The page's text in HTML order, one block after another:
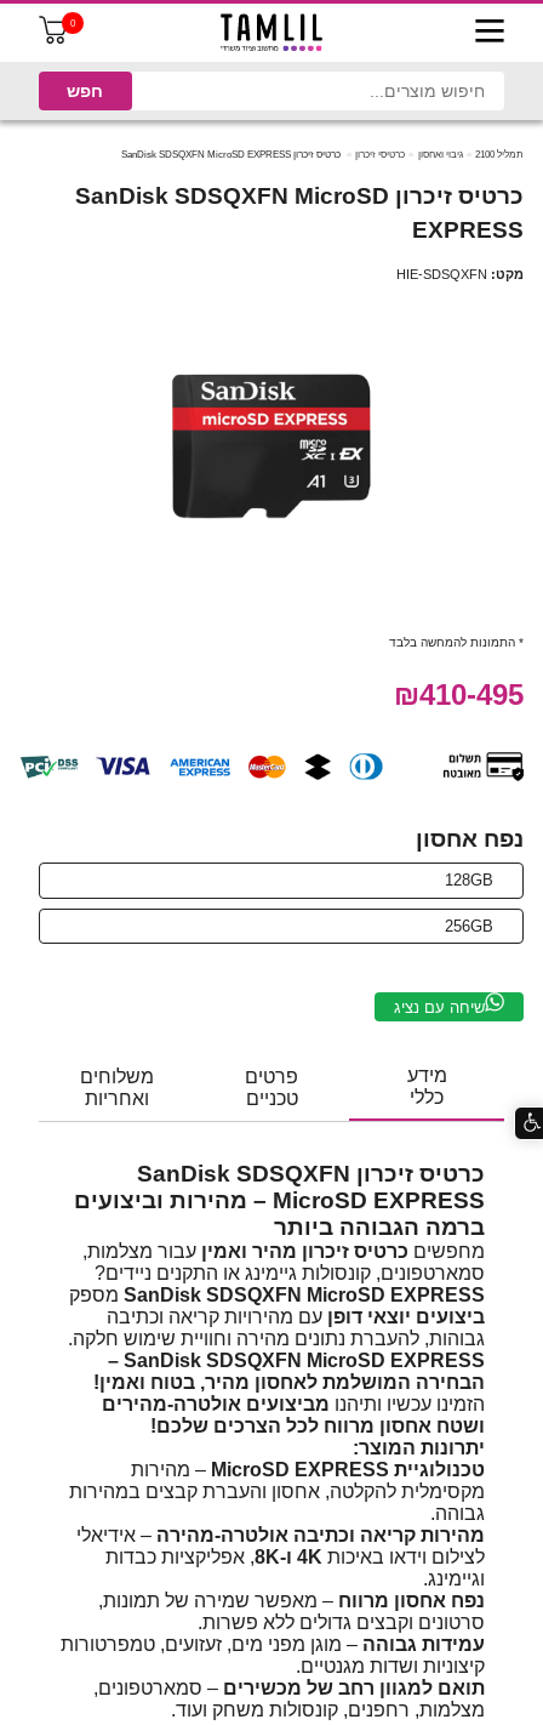
0
תמליל 2100 גיבוי ואחסון כרטיסי זיכרון כרטיס זיכרון SanDisk SDSQXFN MicroSD EXPRESS
כרטיס זיכרון SanDisk SDSQXFN MicroSD
EXPRESS
מקט: HIE-SDSQXFN
* התמונות להמחשה בלבד
₪410-495
נפח אחסון
128GB
256GB
שיחה עם נציג
מידע
כללי
פרטים
טכניים
משלוחים
ואחריות
כרטיס זיכרון SanDisk SDSQXFN
MicroSD EXPRESS – מהירות וביצועים
ברמה הגבוהה ביותר
מחפשים כרטיס זיכרון מהיר ואמין עבור מצלמות,
סמארטפונים, קונסולות גיימינג או התקנים ניידים?
SanDisk SDSQXFN MicroSD EXPRESS מספק
ביצועים יוצאי דופן עם מהירויות קריאה וכתיבה
גבוהות, להעברת נתונים מהירה וחוויית שימוש חלקה.
SanDisk SDSQXFN MicroSD EXPRESS –
הבחירה המושלמת לאחסון מהיר, בטוח ואמין!
הזמינו עכשיו ותיהנו מביצועים אולטרה-מהירים
ושטח אחסון מרווח לכל הצרכים שלכם!
יתרונות המוצר:
טכנולוגיית MicroSD EXPRESS
– מהירות
מקסימלית להקלטה, אחסון והעברת קבצים במהירות
גבוהה.
מהירות קריאה וכתיבה אולטרה-מהירה – אידיאלי
לצילום וידאו באיכות 4K ו-8K
, אפליקציות כבדות
וגיימינג.
נפח אחסון מרווח – מאפשר שמירה של תמונות,
סרטונים וקבצים גדולים ללא פשרות.
עמידות גבוהה – מוגן מפני מים, זעזועים, טמפרטורות
קיצוניות ושדות מגנטיים.
תואם למגוון רחב של מכשירים – סמארטפונים,
מצלמות, רחפנים, קונסולות משחק ועוד.